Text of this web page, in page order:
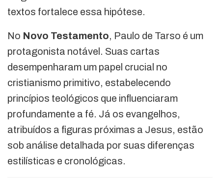
textos fortalece essa hipótese.
No Novo Testamento, Paulo de Tarso é um
protagonista notável. Suas cartas
desempenharam um papel crucial no
cristianismo primitivo, estabelecendo
princípios teológicos que influenciaram
profundamente a fé. Já os evangelhos,
atribuídos a figuras próximas a Jesus, estão
sob análise detalhada por suas diferenças
estilísticas e cronológicas.